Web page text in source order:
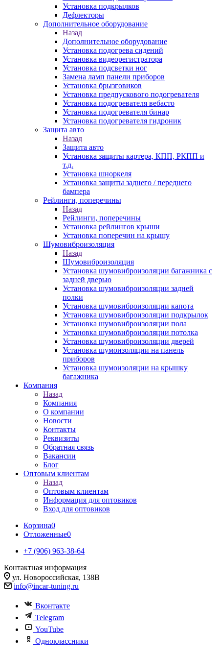
Установка подкрылков
Дефлекторы
Дополнительное оборудование
Назад
Дополнительное оборудование
Установка подогрева сидений
Установка видеорегистратора
Установка подсветки ног
Замена ламп панели приборов
Установка брызговиков
Установка предпускового подогревателя
Установка подогревателя вебасто
Установка подогревателя бинар
Установка подогревателя гидроник
Защита авто
Назад
Защита авто
Установка защиты картера, КПП, РКПП и
т.д.
Установка шноркеля
Установка защиты заднего / переднего
бампера
Рейлинги, поперечины
Назад
Рейлинги, поперечины
Установка рейлингов крыши
Установка поперечин на крышу
Шумовиброизоляция
Назад
Шумовиброизоляция
Установка шумовиброизоляции багажника с
задней дверью
Установка шумовиброизоляции задней
полки
Установка шумовиброизоляции капота
Установка шумовиброизоляции подкрылок
Установка шумовиброизоляции пола
Установка шумовиброизоляции потолка
Установка шумовиброизоляции дверей
Установка шумоизоляции на панель
приборов
Установка шумоизоляции на крышку
багажника
Компания
Назад
Компания
О компании
Новости
Контакты
Реквизиты
Обратная связь
Вакансии
Блог
Оптовым клиентам
Назад
Оптовым клиентам
Информация для оптовиков
Вход для оптовиков
Корзина0
Отложенные0
+7 (906) 963-38-64
Контактная информация
ул. Новороссийская, 138В
info@incar-tuning.ru
Вконтакте
Telegram
YouTube
Одноклассники